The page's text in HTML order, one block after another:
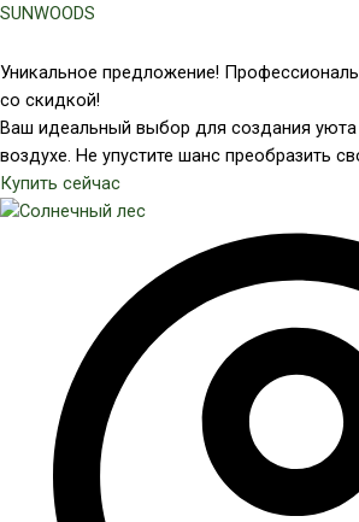
Перейти
содержимому
SUNWOODS
Уникальное предложение!
со скидкой!
Ваш идеальный выбор для создания уюта
воздухе. Не упустите шанс преобразить
Купить сейчас